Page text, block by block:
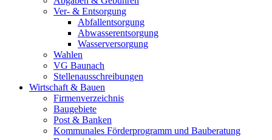
Ver- & Entsorgung
Abfallentsorgung
Abwasserentsorgung
Wasserversorgung
Wahlen
VG Baunach
Stellenausschreibungen
Wirtschaft & Bauen
Firmenverzeichnis
Baugebiete
Post & Banken
Kommunales Förderprogramm und Bauberatung